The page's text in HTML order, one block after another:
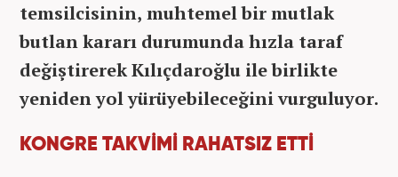
temsilcisinin, muhtemel bir mutlak
butlan kararı durumunda hızla taraf
değiştirerek Kılıçdaroğlu ile birlikte
yeniden yol yürüyebileceğini vurguluyor.
KONGRE TAKVİMİ RAHATSIZ ETTİ